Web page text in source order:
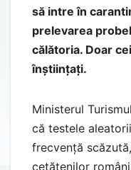
să intre în
prelevarea
călătoria. Doar
înștiințați.
Ministerul
că testele
frecvență
cetățenilor